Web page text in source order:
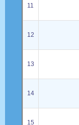
11
12
13
14
15